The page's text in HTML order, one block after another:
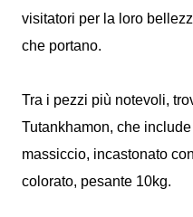
visitatori per la loro
che portano.
Tra i pezzi più notevoli,
Tutankhamon, che
massiccio, incastonato
colorato, pesante 10kg.